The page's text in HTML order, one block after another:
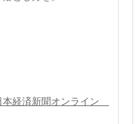
経済新聞オンライン